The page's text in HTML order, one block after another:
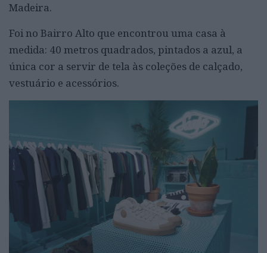
Madeira.
Foi no Bairro Alto que encontrou uma casa à
medida: 40 metros quadrados, pintados a azul, a
única cor a servir de tela às coleções de calçado,
vestuário e acessórios.